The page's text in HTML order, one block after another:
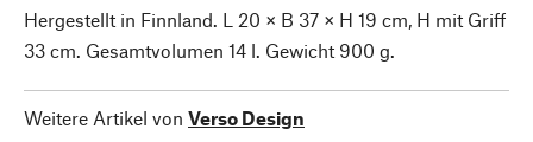
Hergestellt in Finnland. L 20 × B 37 × H 19 cm, H mit Griff
33 cm. Gesamtvolumen 14 l. Gewicht 900 g.
Weitere Artikel von Verso Design